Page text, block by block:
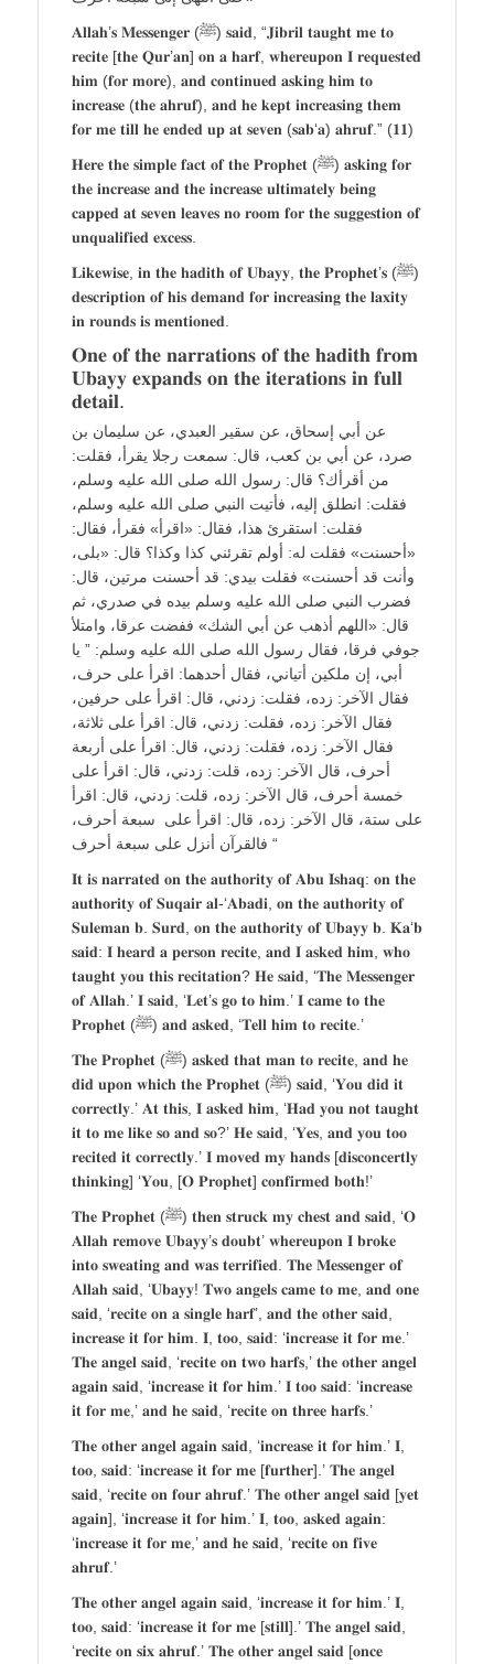
𝐀𝐥𝐥𝐚𝐡’𝐬 𝐌𝐞𝐬𝐬𝐞𝐧𝐠𝐞𝐫 (ﷺ) 𝐬𝐚𝐢𝐝, “𝐉𝐢𝐛𝐫𝐢𝐥 𝐭𝐚𝐮𝐠𝐡𝐭 𝐦𝐞 𝐭𝐨
𝐫𝐞𝐜𝐢𝐭𝐞 [𝐭𝐡𝐞 𝐐𝐮𝐫’𝐚𝐧] 𝐨𝐧 𝐚 𝐡𝐚𝐫𝐟, 𝐰𝐡𝐞𝐫𝐞𝐮𝐩𝐨𝐧 𝐈 𝐫𝐞𝐪𝐮𝐞𝐬𝐭𝐞𝐝
𝐡𝐢𝐦 (𝐟𝐨𝐫 𝐦𝐨𝐫𝐞), 𝐚𝐧𝐝 𝐜𝐨𝐧𝐭𝐢𝐧𝐮𝐞𝐝 𝐚𝐬𝐤𝐢𝐧𝐠 𝐡𝐢𝐦 𝐭𝐨
𝐢𝐧𝐜𝐫𝐞𝐚𝐬𝐞 (𝐭𝐡𝐞 𝐚𝐡𝐫𝐮𝐟), 𝐚𝐧𝐝 𝐡𝐞 𝐤𝐞𝐩𝐭 𝐢𝐧𝐜𝐫𝐞𝐚𝐬𝐢𝐧𝐠 𝐭𝐡𝐞𝐦
𝐟𝐨𝐫 𝐦𝐞 𝐭𝐢𝐥𝐥 𝐡𝐞 𝐞𝐧𝐝𝐞𝐝 𝐮𝐩 𝐚𝐭 𝐬𝐞𝐯𝐞𝐧 (𝐬𝐚𝐛‘𝐚) 𝐚𝐡𝐫𝐮𝐟.” (𝟏𝟏)
𝐇𝐞𝐫𝐞 𝐭𝐡𝐞 𝐬𝐢𝐦𝐩𝐥𝐞 𝐟𝐚𝐜𝐭 𝐨𝐟 𝐭𝐡𝐞 𝐏𝐫𝐨𝐩𝐡𝐞𝐭 (ﷺ) 𝐚𝐬𝐤𝐢𝐧𝐠 𝐟𝐨𝐫
𝐭𝐡𝐞 𝐢𝐧𝐜𝐫𝐞𝐚𝐬𝐞 𝐚𝐧𝐝 𝐭𝐡𝐞 𝐢𝐧𝐜𝐫𝐞𝐚𝐬𝐞 𝐮𝐥𝐭𝐢𝐦𝐚𝐭𝐞𝐥𝐲 𝐛𝐞𝐢𝐧𝐠
𝐜𝐚𝐩𝐩𝐞𝐝 𝐚𝐭 𝐬𝐞𝐯𝐞𝐧 𝐥𝐞𝐚𝐯𝐞𝐬 𝐧𝐨 𝐫𝐨𝐨𝐦 𝐟𝐨𝐫 𝐭𝐡𝐞 𝐬𝐮𝐠𝐠𝐞𝐬𝐭𝐢𝐨𝐧 𝐨𝐟
𝐮𝐧𝐪𝐮𝐚𝐥𝐢𝐟𝐢𝐞𝐝 𝐞𝐱𝐜𝐞𝐬𝐬.
𝐋𝐢𝐤𝐞𝐰𝐢𝐬𝐞, 𝐢𝐧 𝐭𝐡𝐞 𝐡𝐚𝐝𝐢𝐭𝐡 𝐨𝐟 𝐔𝐛𝐚𝐲𝐲, 𝐭𝐡𝐞 𝐏𝐫𝐨𝐩𝐡𝐞𝐭’𝐬 (ﷺ)
𝐝𝐞𝐬𝐜𝐫𝐢𝐩𝐭𝐢𝐨𝐧 𝐨𝐟 𝐡𝐢𝐬 𝐝𝐞𝐦𝐚𝐧𝐝 𝐟𝐨𝐫 𝐢𝐧𝐜𝐫𝐞𝐚𝐬𝐢𝐧𝐠 𝐭𝐡𝐞 𝐥𝐚𝐱𝐢𝐭𝐲
𝐢𝐧 𝐫𝐨𝐮𝐧𝐝𝐬 𝐢𝐬 𝐦𝐞𝐧𝐭𝐢𝐨𝐧𝐞𝐝.
𝐎𝐧𝐞 𝐨𝐟 𝐭𝐡𝐞 𝐧𝐚𝐫𝐫𝐚𝐭𝐢𝐨𝐧𝐬 𝐨𝐟 𝐭𝐡𝐞 𝐡𝐚𝐝𝐢𝐭𝐡 𝐟𝐫𝐨𝐦
𝐔𝐛𝐚𝐲𝐲 𝐞𝐱𝐩𝐚𝐧𝐝𝐬 𝐨𝐧 𝐭𝐡𝐞 𝐢𝐭𝐞𝐫𝐚𝐭𝐢𝐨𝐧𝐬 𝐢𝐧 𝐟𝐮𝐥𝐥
𝐝𝐞𝐭𝐚𝐢𝐥.
عن أبي إسحاق، عن سقير العبدي، عن سليمان بن
صرد، عن أبي بن كعب، قال: سمعت رجلا يقرأ، فقلت:
من أقرأك؟ قال: رسول الله صلى الله عليه وسلم،
فقلت: انطلق إليه، فأتيت النبي صلى الله عليه وسلم،
فقلت: استقرئ هذا، فقال: «اقرأ» فقرأ، فقال:
«أحسنت» فقلت له: أولم تقرئني كذا وكذا؟ قال: «بلى،
وأنت قد أحسنت» فقلت بيدي: قد أحسنت مرتين، قال:
فضرب النبي صلى الله عليه وسلم بيده في صدري، ثم
قال: «اللهم أذهب عن أبي الشك» ففضت عرقا، وامتلأ
جوفي فرقا، فقال رسول الله صلى الله عليه وسلم: ” يا
أبي، إن ملكين أتياني، فقال أحدهما: اقرأ على حرف،
فقال الآخر: زده، فقلت: زدني، قال: اقرأ على حرفين،
فقال الآخر: زده، فقلت: زدني، قال: اقرأ على ثلاثة،
فقال الآخر: زده، فقلت: زدني، قال: اقرأ على أربعة
أحرف، قال الآخر: زده، قلت: زدني، قال: اقرأ على
خمسة أحرف، قال الآخر: زده، قلت: زدني، قال: اقرأ
على ستة، قال الآخر: زده، قال: اقرأ على سبعة أحرف،
فالقرآن أنزل على سبعة أحرف “
𝐈𝐭 𝐢𝐬 𝐧𝐚𝐫𝐫𝐚𝐭𝐞𝐝 𝐨𝐧 𝐭𝐡𝐞 𝐚𝐮𝐭𝐡𝐨𝐫𝐢𝐭𝐲 𝐨𝐟 𝐀𝐛𝐮 𝐈𝐬𝐡𝐚𝐪: 𝐨𝐧 𝐭𝐡𝐞
𝐚𝐮𝐭𝐡𝐨𝐫𝐢𝐭𝐲 𝐨𝐟 𝐒𝐮𝐪𝐚𝐢𝐫 𝐚𝐥-‘𝐀𝐛𝐚𝐝𝐢, 𝐨𝐧 𝐭𝐡𝐞 𝐚𝐮𝐭𝐡𝐨𝐫𝐢𝐭𝐲 𝐨𝐟
𝐒𝐮𝐥𝐞𝐦𝐚𝐧 𝐛. 𝐒𝐮𝐫𝐝, 𝐨𝐧 𝐭𝐡𝐞 𝐚𝐮𝐭𝐡𝐨𝐫𝐢𝐭𝐲 𝐨𝐟 𝐔𝐛𝐚𝐲𝐲 𝐛. 𝐊𝐚‘𝐛
𝐬𝐚𝐢𝐝: 𝐈 𝐡𝐞𝐚𝐫𝐝 𝐚 𝐩𝐞𝐫𝐬𝐨𝐧 𝐫𝐞𝐜𝐢𝐭𝐞, 𝐚𝐧𝐝 𝐈 𝐚𝐬𝐤𝐞𝐝 𝐡𝐢𝐦, 𝐰𝐡𝐨
𝐭𝐚𝐮𝐠𝐡𝐭 𝐲𝐨𝐮 𝐭𝐡𝐢𝐬 𝐫𝐞𝐜𝐢𝐭𝐚𝐭𝐢𝐨𝐧? 𝐇𝐞 𝐬𝐚𝐢𝐝, ‘𝐓𝐡𝐞 𝐌𝐞𝐬𝐬𝐞𝐧𝐠𝐞𝐫
𝐨𝐟 𝐀𝐥𝐥𝐚𝐡.’ 𝐈 𝐬𝐚𝐢𝐝, ‘𝐋𝐞𝐭’𝐬 𝐠𝐨 𝐭𝐨 𝐡𝐢𝐦.’ 𝐈 𝐜𝐚𝐦𝐞 𝐭𝐨 𝐭𝐡𝐞
𝐏𝐫𝐨𝐩𝐡𝐞𝐭 (ﷺ) 𝐚𝐧𝐝 𝐚𝐬𝐤𝐞𝐝, ‘𝐓𝐞𝐥𝐥 𝐡𝐢𝐦 𝐭𝐨 𝐫𝐞𝐜𝐢𝐭𝐞.’
𝐓𝐡𝐞 𝐏𝐫𝐨𝐩𝐡𝐞𝐭 (ﷺ) 𝐚𝐬𝐤𝐞𝐝 𝐭𝐡𝐚𝐭 𝐦𝐚𝐧 𝐭𝐨 𝐫𝐞𝐜𝐢𝐭𝐞, 𝐚𝐧𝐝 𝐡𝐞
𝐝𝐢𝐝 𝐮𝐩𝐨𝐧 𝐰𝐡𝐢𝐜𝐡 𝐭𝐡𝐞 𝐏𝐫𝐨𝐩𝐡𝐞𝐭 (ﷺ) 𝐬𝐚𝐢𝐝, ‘𝐘𝐨𝐮 𝐝𝐢𝐝 𝐢𝐭
𝐜𝐨𝐫𝐫𝐞𝐜𝐭𝐥𝐲.’ 𝐀𝐭 𝐭𝐡𝐢𝐬, 𝐈 𝐚𝐬𝐤𝐞𝐝 𝐡𝐢𝐦, ‘𝐇𝐚𝐝 𝐲𝐨𝐮 𝐧𝐨𝐭 𝐭𝐚𝐮𝐠𝐡𝐭
𝐢𝐭 𝐭𝐨 𝐦𝐞 𝐥𝐢𝐤𝐞 𝐬𝐨 𝐚𝐧𝐝 𝐬𝐨?’ 𝐇𝐞 𝐬𝐚𝐢𝐝, ‘𝐘𝐞𝐬, 𝐚𝐧𝐝 𝐲𝐨𝐮 𝐭𝐨𝐨
𝐫𝐞𝐜𝐢𝐭𝐞𝐝 𝐢𝐭 𝐜𝐨𝐫𝐫𝐞𝐜𝐭𝐥𝐲.’ 𝐈 𝐦𝐨𝐯𝐞𝐝 𝐦𝐲 𝐡𝐚𝐧𝐝𝐬 [𝐝𝐢𝐬𝐜𝐨𝐧𝐜𝐞𝐫𝐭𝐥𝐲
𝐭𝐡𝐢𝐧𝐤𝐢𝐧𝐠] ‘𝐘𝐨𝐮, [𝐎 𝐏𝐫𝐨𝐩𝐡𝐞𝐭] 𝐜𝐨𝐧𝐟𝐢𝐫𝐦𝐞𝐝 𝐛𝐨𝐭𝐡!’
𝐓𝐡𝐞 𝐏𝐫𝐨𝐩𝐡𝐞𝐭 (ﷺ) 𝐭𝐡𝐞𝐧 𝐬𝐭𝐫𝐮𝐜𝐤 𝐦𝐲 𝐜𝐡𝐞𝐬𝐭 𝐚𝐧𝐝 𝐬𝐚𝐢𝐝, ‘𝐎
𝐀𝐥𝐥𝐚𝐡 𝐫𝐞𝐦𝐨𝐯𝐞 𝐔𝐛𝐚𝐲𝐲’𝐬 𝐝𝐨𝐮𝐛𝐭’ 𝐰𝐡𝐞𝐫𝐞𝐮𝐩𝐨𝐧 𝐈 𝐛𝐫𝐨𝐤𝐞
𝐢𝐧𝐭𝐨 𝐬𝐰𝐞𝐚𝐭𝐢𝐧𝐠 𝐚𝐧𝐝 𝐰𝐚𝐬 𝐭𝐞𝐫𝐫𝐢𝐟𝐢𝐞𝐝. 𝐓𝐡𝐞 𝐌𝐞𝐬𝐬𝐞𝐧𝐠𝐞𝐫 𝐨𝐟
𝐀𝐥𝐥𝐚𝐡 𝐬𝐚𝐢𝐝, ‘𝐔𝐛𝐚𝐲𝐲! 𝐓𝐰𝐨 𝐚𝐧𝐠𝐞𝐥𝐬 𝐜𝐚𝐦𝐞 𝐭𝐨 𝐦𝐞, 𝐚𝐧𝐝 𝐨𝐧𝐞
𝐬𝐚𝐢𝐝, ‘𝐫𝐞𝐜𝐢𝐭𝐞 𝐨𝐧 𝐚 𝐬𝐢𝐧𝐠𝐥𝐞 𝐡𝐚𝐫𝐟’, 𝐚𝐧𝐝 𝐭𝐡𝐞 𝐨𝐭𝐡𝐞𝐫 𝐬𝐚𝐢𝐝,
𝐢𝐧𝐜𝐫𝐞𝐚𝐬𝐞 𝐢𝐭 𝐟𝐨𝐫 𝐡𝐢𝐦. 𝐈, 𝐭𝐨𝐨, 𝐬𝐚𝐢𝐝: ‘𝐢𝐧𝐜𝐫𝐞𝐚𝐬𝐞 𝐢𝐭 𝐟𝐨𝐫 𝐦𝐞.’
𝐓𝐡𝐞 𝐚𝐧𝐠𝐞𝐥 𝐬𝐚𝐢𝐝, ‘𝐫𝐞𝐜𝐢𝐭𝐞 𝐨𝐧 𝐭𝐰𝐨 𝐡𝐚𝐫𝐟𝐬,’ 𝐭𝐡𝐞 𝐨𝐭𝐡𝐞𝐫 𝐚𝐧𝐠𝐞𝐥
𝐚𝐠𝐚𝐢𝐧 𝐬𝐚𝐢𝐝, ‘𝐢𝐧𝐜𝐫𝐞𝐚𝐬𝐞 𝐢𝐭 𝐟𝐨𝐫 𝐡𝐢𝐦.’ 𝐈 𝐭𝐨𝐨 𝐬𝐚𝐢𝐝: ‘𝐢𝐧𝐜𝐫𝐞𝐚𝐬𝐞
𝐢𝐭 𝐟𝐨𝐫 𝐦𝐞,’ 𝐚𝐧𝐝 𝐡𝐞 𝐬𝐚𝐢𝐝, ‘𝐫𝐞𝐜𝐢𝐭𝐞 𝐨𝐧 𝐭𝐡𝐫𝐞𝐞 𝐡𝐚𝐫𝐟𝐬.’
𝐓𝐡𝐞 𝐨𝐭𝐡𝐞𝐫 𝐚𝐧𝐠𝐞𝐥 𝐚𝐠𝐚𝐢𝐧 𝐬𝐚𝐢𝐝, ‘𝐢𝐧𝐜𝐫𝐞𝐚𝐬𝐞 𝐢𝐭 𝐟𝐨𝐫 𝐡𝐢𝐦.’ 𝐈,
𝐭𝐨𝐨, 𝐬𝐚𝐢𝐝: ‘𝐢𝐧𝐜𝐫𝐞𝐚𝐬𝐞 𝐢𝐭 𝐟𝐨𝐫 𝐦𝐞 [𝐟𝐮𝐫𝐭𝐡𝐞𝐫].’ 𝐓𝐡𝐞 𝐚𝐧𝐠𝐞𝐥
𝐬𝐚𝐢𝐝, ‘𝐫𝐞𝐜𝐢𝐭𝐞 𝐨𝐧 𝐟𝐨𝐮𝐫 𝐚𝐡𝐫𝐮𝐟.’ 𝐓𝐡𝐞 𝐨𝐭𝐡𝐞𝐫 𝐚𝐧𝐠𝐞𝐥 𝐬𝐚𝐢𝐝 [𝐲𝐞𝐭
𝐚𝐠𝐚𝐢𝐧], ‘𝐢𝐧𝐜𝐫𝐞𝐚𝐬𝐞 𝐢𝐭 𝐟𝐨𝐫 𝐡𝐢𝐦.’ 𝐈, 𝐭𝐨𝐨, 𝐚𝐬𝐤𝐞𝐝 𝐚𝐠𝐚𝐢𝐧:
‘𝐢𝐧𝐜𝐫𝐞𝐚𝐬𝐞 𝐢𝐭 𝐟𝐨𝐫 𝐦𝐞,’ 𝐚𝐧𝐝 𝐡𝐞 𝐬𝐚𝐢𝐝, ‘𝐫𝐞𝐜𝐢𝐭𝐞 𝐨𝐧 𝐟𝐢𝐯𝐞
𝐚𝐡𝐫𝐮𝐟.’
𝐓𝐡𝐞 𝐨𝐭𝐡𝐞𝐫 𝐚𝐧𝐠𝐞𝐥 𝐚𝐠𝐚𝐢𝐧 𝐬𝐚𝐢𝐝, ‘𝐢𝐧𝐜𝐫𝐞𝐚𝐬𝐞 𝐢𝐭 𝐟𝐨𝐫 𝐡𝐢𝐦.’ 𝐈,
𝐭𝐨𝐨, 𝐬𝐚𝐢𝐝: ‘𝐢𝐧𝐜𝐫𝐞𝐚𝐬𝐞 𝐢𝐭 𝐟𝐨𝐫 𝐦𝐞 [𝐬𝐭𝐢𝐥𝐥].’ 𝐓𝐡𝐞 𝐚𝐧𝐠𝐞𝐥 𝐬𝐚𝐢𝐝,
‘𝐫𝐞𝐜𝐢𝐭𝐞 𝐨𝐧 𝐬𝐢𝐱 𝐚𝐡𝐫𝐮𝐟.’ 𝐓𝐡𝐞 𝐨𝐭𝐡𝐞𝐫 𝐚𝐧𝐠𝐞𝐥 𝐬𝐚𝐢𝐝 [𝐨𝐧𝐜𝐞